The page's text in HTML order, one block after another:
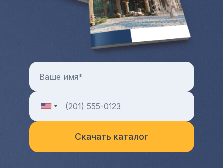
недвижимости в целом можно узнать на
индивидуальной консультации с менеджером